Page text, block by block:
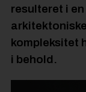
resulteret i
kompleksitet
i behold.